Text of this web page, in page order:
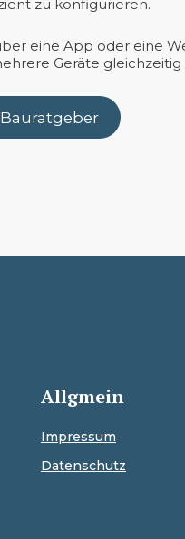
zu konfigurieren.
eine App oder eine
Geräte
Allgmein
Impressum
Datenschutz